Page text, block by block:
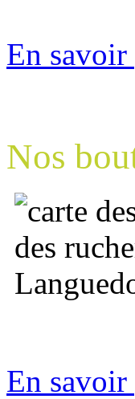
En savoir
Nos
En savoir